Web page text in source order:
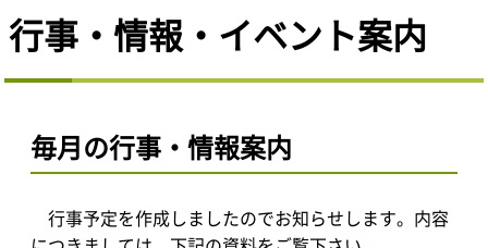
行事・情報・イベント案内
毎月の行事・情報案内
行事予定を作成しましたのでお知らせします。内容